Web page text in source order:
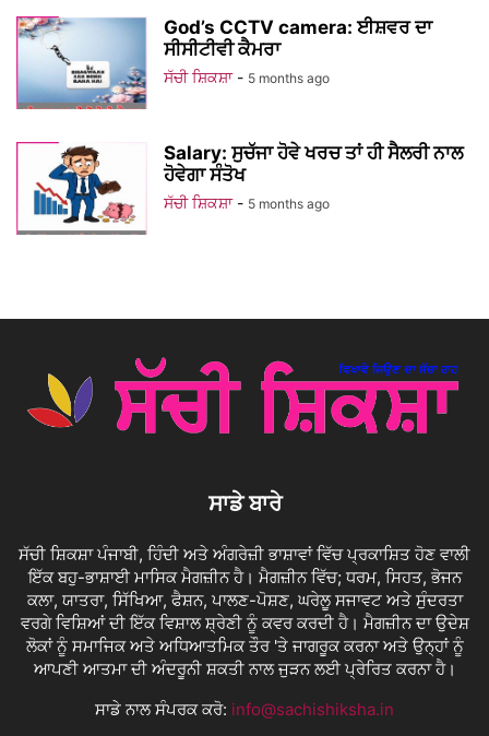
God’s CCTV camera: ਈਸ਼ਵਰ ਦਾ
ਸੀਸੀਟੀਵੀ ਕੈਮਰਾ
ਸੱਚੀ ਸ਼ਿਕਸ਼ਾ - 5 months ago
Salary: ਸੁਚੱਜਾ ਹੋਵੇ ਖਰਚ ਤਾਂ ਹੀ ਸੈਲਰੀ ਨਾਲ
ਹੋਵੇਗਾ ਸੰਤੋਖ
ਸੱਚੀ ਸ਼ਿਕਸ਼ਾ - 5 months ago
ਸਾਡੇ ਬਾਰੇ
ਸੱਚੀ ਸ਼ਿਕਸ਼ਾ ਪੰਜਾਬੀ, ਹਿੰਦੀ ਅਤੇ ਅੰਗਰੇਜ਼ੀ ਭਾਸ਼ਾਵਾਂ ਵਿੱਚ ਪ੍ਰਕਾਸ਼ਿਤ ਹੋਣ ਵਾਲੀ
ਇੱਕ ਬਹੁ-ਭਾਸ਼ਾਈ ਮਾਸਿਕ ਮੈਗਜ਼ੀਨ ਹੈ। ਮੈਗਜ਼ੀਨ ਵਿੱਚ; ਧਰਮ, ਸਿਹਤ, ਭੋਜਨ
ਕਲਾ, ਯਾਤਰਾ, ਸਿੱਖਿਆ, ਫੈਸ਼ਨ, ਪਾਲਣ-ਪੋਸ਼ਣ, ਘਰੇਲੂ ਸਜਾਵਟ ਅਤੇ ਸੁੰਦਰਤਾ
ਵਰਗੇ ਵਿਸ਼ਿਆਂ ਦੀ ਇੱਕ ਵਿਸ਼ਾਲ ਸ਼੍ਰੇਣੀ ਨੂੰ ਕਵਰ ਕਰਦੀ ਹੈ। ਮੈਗਜ਼ੀਨ ਦਾ ਉਦੇਸ਼
ਲੋਕਾਂ ਨੂੰ ਸਮਾਜਿਕ ਅਤੇ ਅਧਿਆਤਮਿਕ ਤੌਰ 'ਤੇ ਜਾਗਰੂਕ ਕਰਨਾ ਅਤੇ ਉਨ੍ਹਾਂ ਨੂੰ
ਆਪਣੀ ਆਤਮਾ ਦੀ ਅੰਦਰੂਨੀ ਸ਼ਕਤੀ ਨਾਲ ਜੁੜਨ ਲਈ ਪ੍ਰੇਰਿਤ ਕਰਨਾ ਹੈ।
ਸਾਡੇ ਨਾਲ ਸੰਪਰਕ ਕਰੋ: info@sachishiksha.in